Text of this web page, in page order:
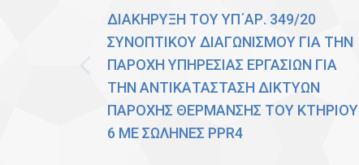
ΔΙΑΚΗΡΥΞΗ ΤΟΥ ΥΠ΄ΑΡ. 349/20
ΣΥΝΟΠΤΙΚΟΥ ΔΙΑΓΩΝΙΣΜΟΥ ΓΙΑ ΤΗΝ
ΠΑΡΟΧΗ ΥΠΗΡΕΣΙΑΣ ΕΡΓΑΣΙΩΝ ΓΙΑ
ΤΗΝ ΑΝΤΙΚΑΤΑΣΤΑΣΗ ΔΙΚΤΥΩΝ
ΠΑΡΟΧΗΣ ΘΕΡΜΑΝΣΗΣ ΤΟΥ ΚΤΗΡΙΟΥ
6 ΜΕ ΣΩΛΗΝΕΣ PPR4